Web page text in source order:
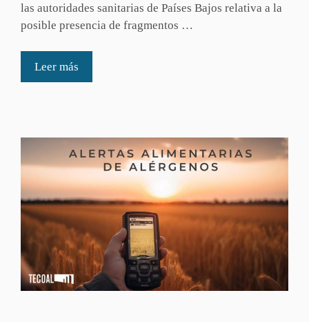
las autoridades sanitarias de Países Bajos relativa a la
posible presencia de fragmentos …
Leer más